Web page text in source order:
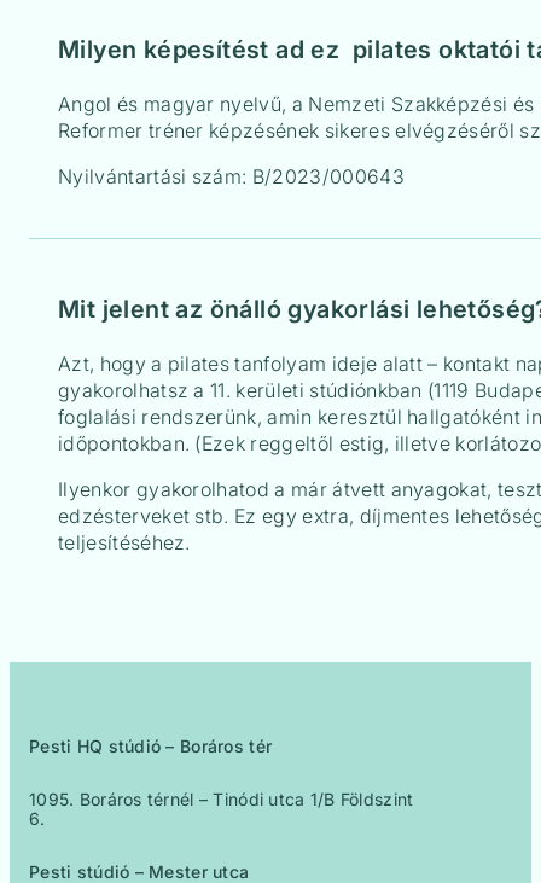
Milyen képesítést ad ez pilates oktatói
Angol és magyar nyelvű, a Nemzeti Szakképzési
Reformer tréner képzésének sikeres elvégzéséről
Nyilvántartási szám: B/2023/000643
Mit jelent az önálló gyakorlási
Azt, hogy a pilates tanfolyam ideje alatt – kontakt
gyakorolhatsz a 11. kerületi stúdiónkban (1119
foglalási rendszerünk, amin keresztül hallgatóként
időpontokban. (Ezek reggeltől estig, illetve
Ilyenkor gyakorolhatod a már átvett anyagokat,
edzésterveket stb. Ez egy extra, díjmentes
teljesítéséhez.
Pesti HQ stúdió – Boráros tér
1095. Boráros térnél – Tinódi utca 1/B Földszint
6.
Pesti stúdió – Mester utca